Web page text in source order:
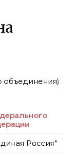
объединения)
Россия"